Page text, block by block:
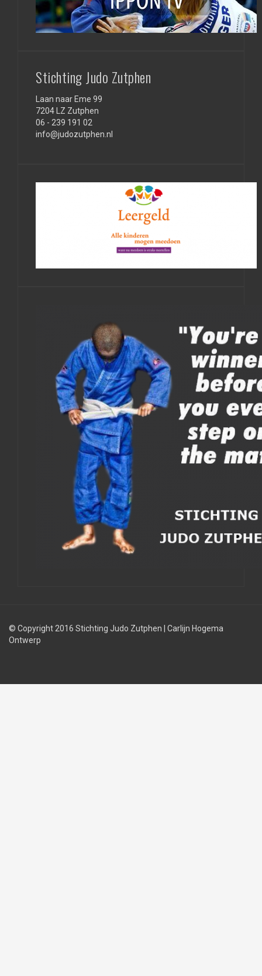
Stichting Judo Zutphen
Laan naar Eme 99
7204 LZ Zutphen
06 - 239 191 02
info@judozutphen.nl
© Copyright 2016 Stichting Judo Zutphen
Carlijn Hogema
Ontwerp